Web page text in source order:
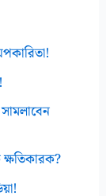
ক্ষতিকারক?